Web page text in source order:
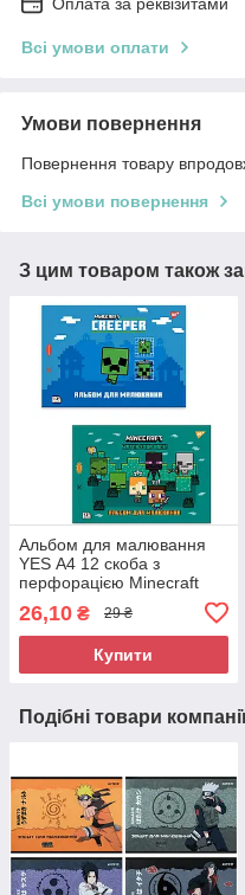
Оплата за реквізитами
Всі умови оплати
Умови повернення
Повернення товару
Всі умови повернення
З цим товаром також
Альбом для малювання
YES А4 12 скоба з
перфорацією Minecraft
26,10 ₴ 29 ₴
Купити
Подібні товари